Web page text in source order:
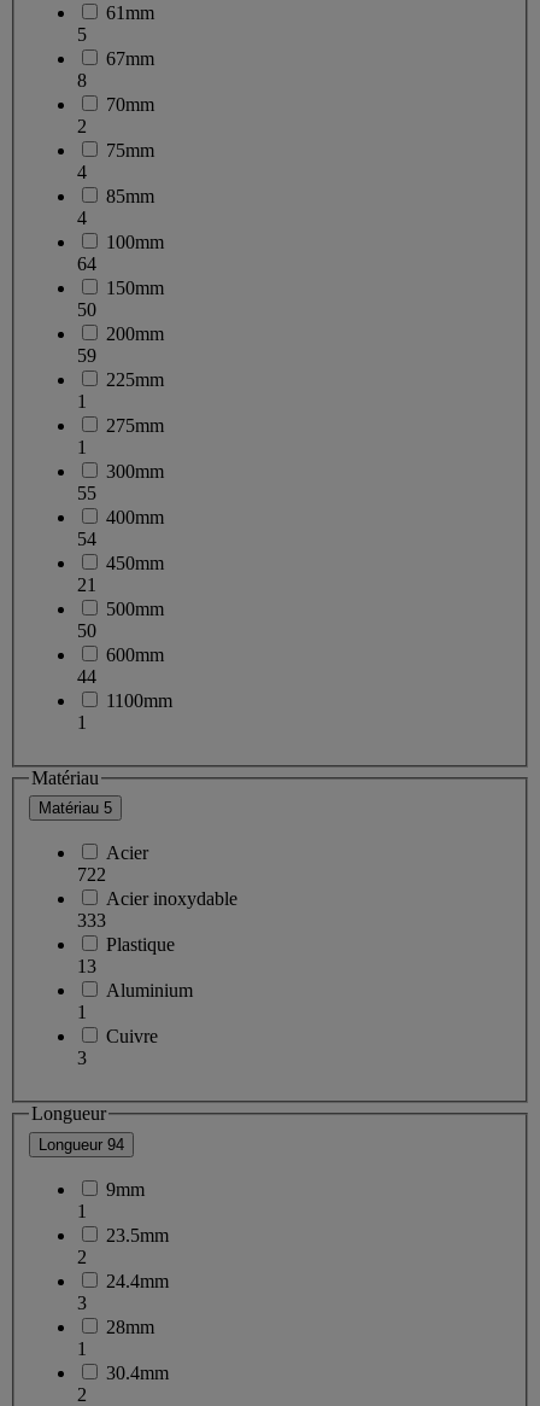
61mm
5
67mm
8
70mm
2
75mm
4
85mm
4
100mm
64
150mm
50
200mm
59
225mm
1
275mm
1
300mm
55
400mm
54
450mm
21
500mm
50
600mm
44
1100mm
1
Matériau
Matériau 5
Acier
722
Acier inoxydable
333
Plastique
13
Aluminium
1
Cuivre
3
Longueur
Longueur 94
9mm
1
23.5mm
2
24.4mm
3
28mm
1
30.4mm
2